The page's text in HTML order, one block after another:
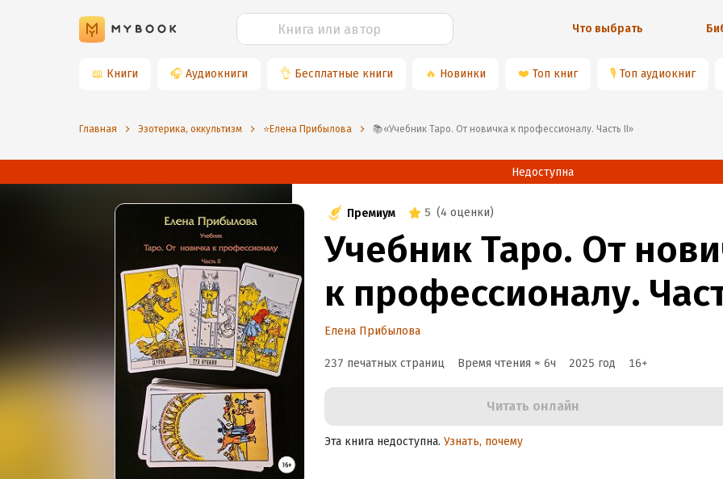
Что выбрать
📖 Книги 🎧 Аудиокниги 👌 Бесплатные книги 🔥 Новинки ❤️ Топ книг 🎙 Топ аудиокниг
Главная Эзотерика, оккультизм ⭐️Елена Прибылова 📚«Учебник Таро. От новичка к профессионалу. Часть II»
Недоступна
Премиум 5 (4 оценки)
Учебник Таро. От
к профессионалу.
Елена Прибылова
237 печатных страниц Время чтения ≈ 6ч 2025 год 16+
Читать онлайн
Эта книга недоступна. Узнать, почему